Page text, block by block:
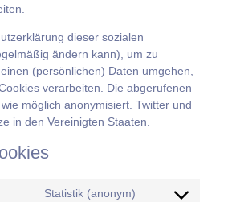
dieser sozialen
ändern kann), um zu
(persönlichen) Daten umgehen,
verarbeiten. Die abgerufenen
möglich anonymisiert. Twitter und
in den Vereinigten Staaten.
Statistik (anonym)